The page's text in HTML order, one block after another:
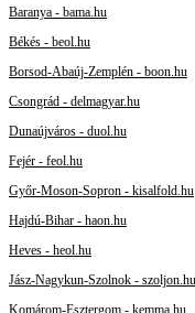
Baranya - bama.hu
Békés - beol.hu
Borsod-Abaúj-Zemplén - boon.hu
Csongrád - delmagyar.hu
Dunaújváros - duol.hu
Fejér - feol.hu
Győr-Moson-Sopron - kisalfold.hu
Hajdú-Bihar - haon.hu
Heves - heol.hu
Jász-Nagykun-Szolnok - szoljon.hu